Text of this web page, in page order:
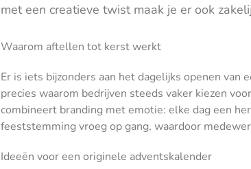
met een creatieve twist maak je er ook
Waarom aftellen tot kerst werkt
Er is iets bijzonders aan het dagelijks openen
precies waarom bedrijven steeds vaker kiezen
combineert branding met emotie: elke dag een
feeststemming vroeg op gang, waardoor
Ideeën voor een originele adventskalender